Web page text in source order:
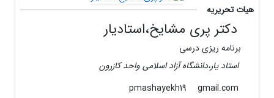
هیات تحریریه
دکتر پری مشایخ،استادیار
برنامه ریزی درسی
استاد یار،دانشگاه آزاد اسلامی واحد کازرون
gmail.com